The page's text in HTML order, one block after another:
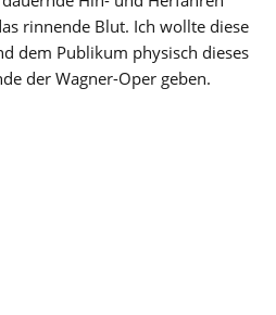
rinnende Blut. Ich wollte diese
dem Publikum physisch dieses
der Wagner-Oper geben.